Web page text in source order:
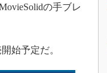
の手ブレ
始予定だ。